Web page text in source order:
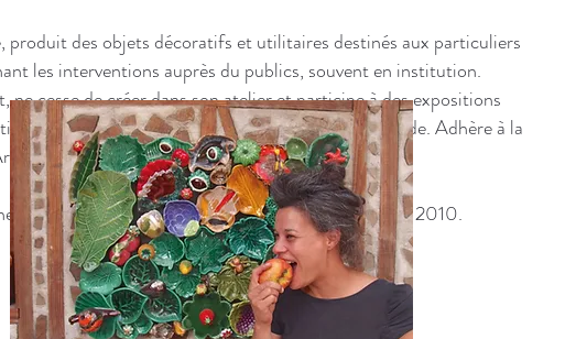
produit des objets décoratifs et utilitaires destinés aux particuliers
les interventions auprès du publics, souvent en institution.
ne cesse de créer dans son atelier et participe à des expositions
ou en solo. Travaille régulièrement à la commande. Adhère à la
en 2007.
maison expérimentale avec l’artiste Yves Carrey en 2010.